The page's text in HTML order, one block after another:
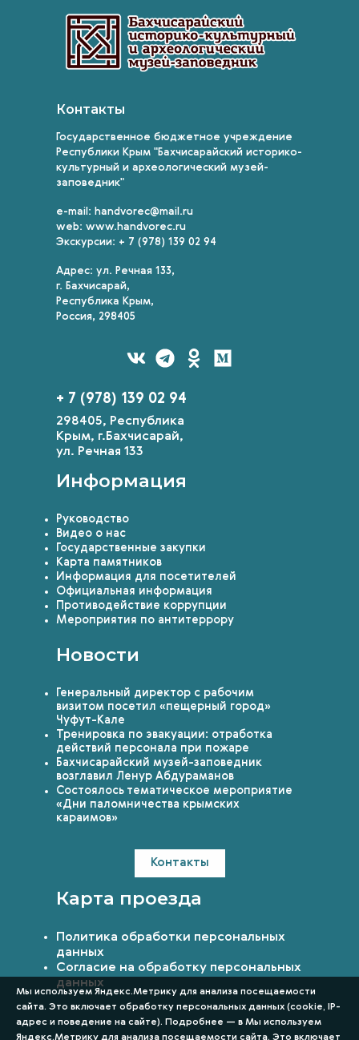
Контакты
Государственное бюджетное учреждение
Республики Крым "Бахчисарайский историко-
культурный и археологический музей-
заповедник"
e-mail: handvorec@mail.ru
web: www.handvorec.ru
Экскурсии: + 7 (978) 139 02 94
Адрес: ул. Речная 133,
г. Бахчисарай,
Республика Крым,
Россия, 298405
+ 7 (978) 139 02 94
298405, Республика
Крым, г.Бахчисарай,
ул. Речная 133
Информация
Руководство
Видео о нас
Государственные закупки
Карта памятников
Информация для посетителей
Официальная информация
Противодействие коррупции
Мероприятия по антитеррору
Новости
Генеральный директор с рабочим
визитом посетил «пещерный город»
Чуфут-Кале
Тренировка по эвакуации: отработка
действий персонала при пожаре
Бахчисарайский музей-заповедник
возглавил Ленур Абдураманов
Состоялось тематическое мероприятие
«Дни паломничества крымских
караимов»
Контакты
Карта проезда
Политика обработки персональных
данных
Согласие на обработку персональных
данных
Мы используем Яндекс.Метрику для анализа посещаемости
сайта. Это включает обработку персональных данных (cookie, IP-
адрес и поведение на сайте). Подробнее — в Мы используем
Яндекс.Метрику для анализа посещаемости сайта. Это включает